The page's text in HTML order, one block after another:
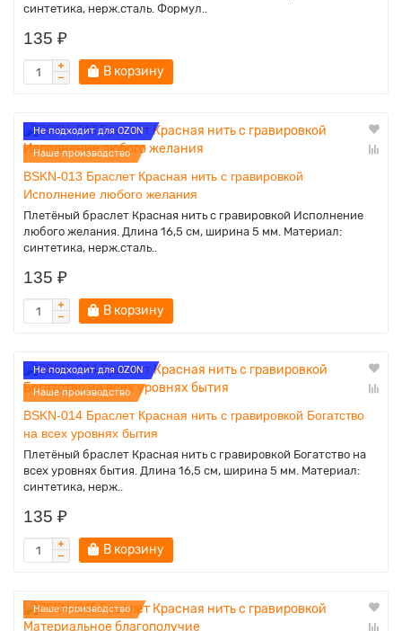
синтетика, нерж.сталь. Формул..
135 ₽
В корзину
Не подходит для OZON
Наше производство
BSKN-013 Браслет Красная нить с гравировкой
Исполнение любого желания
Плетёный браслет Красная нить с гравировкой Исполнение
любого желания. Длина 16,5 см, ширина 5 мм. Материал:
синтетика, нерж.сталь..
135 ₽
В корзину
Не подходит для OZON
Наше производство
BSKN-014 Браслет Красная нить с гравировкой Богатство
на всех уровнях бытия
Плетёный браслет Красная нить с гравировкой Богатство на
всех уровнях бытия. Длина 16,5 см, ширина 5 мм. Материал:
синтетика, нерж..
135 ₽
В корзину
Наше производство